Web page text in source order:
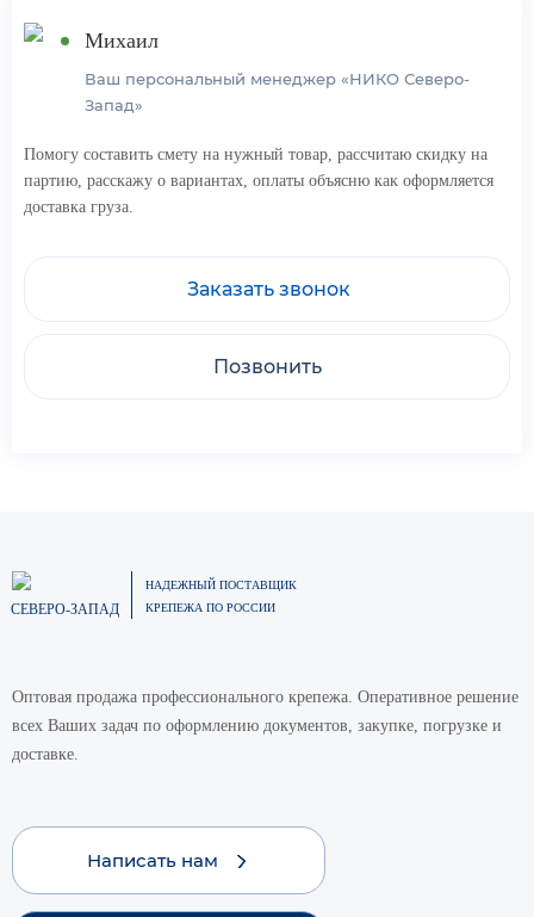
Михаил
Ваш персональный менеджер «НИКО Северо-
Запад»
Помогу составить смету на нужный товар, рассчитаю скидку на
партию, расскажу о вариантах, оплаты объясню как оформляется
доставка груза.
Заказать звонок
Позвонить
СЕВЕРО-ЗАПАД
НАДЕЖНЫЙ ПОСТАВЩИК
КРЕПЕЖА ПО РОССИИ
Оптовая продажа профессионального крепежа. Оперативное решение
всех Ваших задач по оформлению документов, закупке, погрузке и
доставке.
Написать нам